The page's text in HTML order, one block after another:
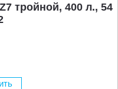
тройной, 400 л., 54